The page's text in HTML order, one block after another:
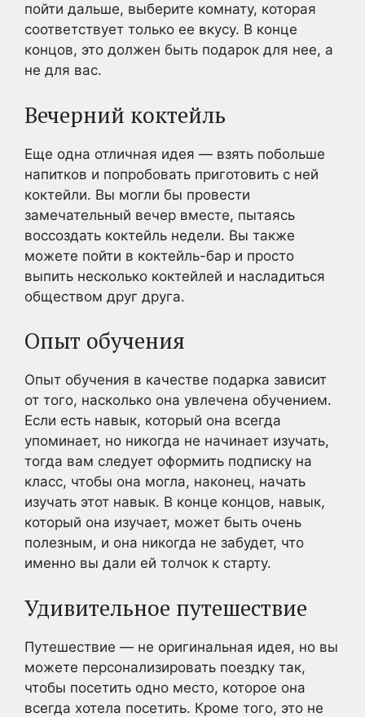
пойти дальше, выберите комнату, которая
соответствует только ее вкусу. В конце
концов, это должен быть подарок для нее, а
не для вас.
Вечерний коктейль
Еще одна отличная идея — взять побольше
напитков и попробовать приготовить с ней
коктейли. Вы могли бы провести
замечательный вечер вместе, пытаясь
воссоздать коктейль недели. Вы также
можете пойти в коктейль-бар и просто
выпить несколько коктейлей и насладиться
обществом друг друга.
Опыт обучения
Опыт обучения в качестве подарка зависит
от того, насколько она увлечена обучением.
Если есть навык, который она всегда
упоминает, но никогда не начинает изучать,
тогда вам следует оформить подписку на
класс, чтобы она могла, наконец, начать
изучать этот навык. В конце концов, навык,
который она изучает, может быть очень
полезным, и она никогда не забудет, что
именно вы дали ей толчок к старту.
Удивительное путешествие
Путешествие — не оригинальная идея, но вы
можете персонализировать поездку так,
чтобы посетить одно место, которое она
всегда хотела посетить. Кроме того, это не